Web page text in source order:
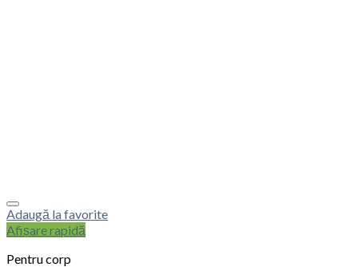
Adaugă la favorite
Afișare rapidă
Pentru corp